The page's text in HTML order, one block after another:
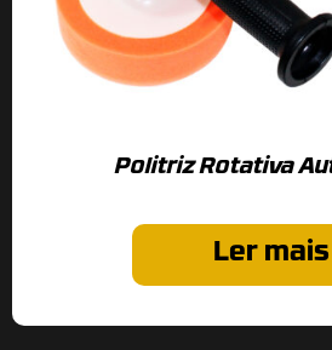
Politriz Rotativa
Ler mais